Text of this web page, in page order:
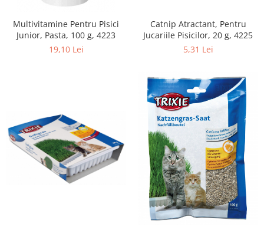
Multivitamine Pentru Pisici
Junior, Pasta, 100 g, 4223
19,10 Lei
Catnip Atractant, Pentru
Jucariile Pisicilor, 20 g, 4225
5,31 Lei